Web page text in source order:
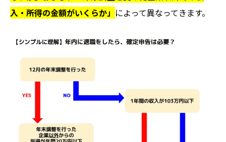
入・所得の金額がいくらか」 によって異なってきます。